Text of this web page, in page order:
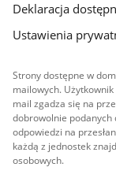
Deklaracja
Ustawienia
Strony dostępne w
mailowych.
mail zgadza się na
dobrowolnie podanych
odpowiedzi na
każdą z jednostek
osobowych.